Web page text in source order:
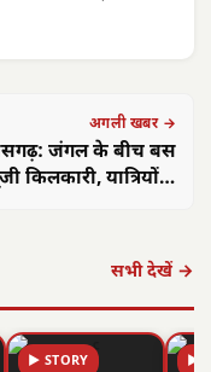
अगली खबर →
जंगल के बीच बस
किलकारी, यात्रियों ने
सभी देखें →
▶ STORY ▶